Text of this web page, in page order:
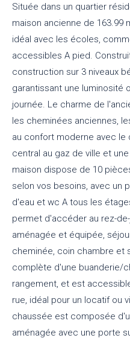
Située dans un quartier
maison ancienne de 163.99
idéal avec les écoles,
accessibles A pied.
construction sur 3 niveaux
garantissant une luminosité
journée. Le charme de
les cheminées anciennes,
au confort moderne avec le
central au gaz de ville et
maison dispose de 10
selon vos besoins, avec un
d'eau et wc A tous les
permet d'accéder au rez-
aménagée et équipée,
cheminée, coin chambre et
complète d'une buanderie/
rangement, et est
rue, idéal pour un locatif ou
chaussée est composée
aménagée avec une porte